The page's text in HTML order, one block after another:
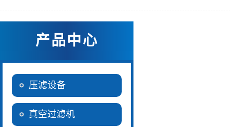
产品中心
压滤设备
真空过滤机